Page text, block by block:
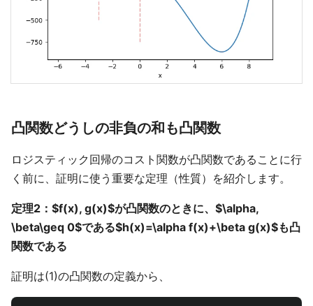
凸関数どうしの非負の和も凸関数
ロジスティック回帰のコスト関数が凸関数であることに行
く前に、証明に使う重要な定理（性質）を紹介します。
定理2：$f(x), g(x)$が凸関数のときに、$\alpha,
\beta\geq 0$である$h(x)=\alpha f(x)+\beta g(x)$も凸
関数である
証明は(1)の凸関数の定義から、